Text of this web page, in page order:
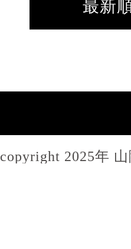
最新
copyright 2025年